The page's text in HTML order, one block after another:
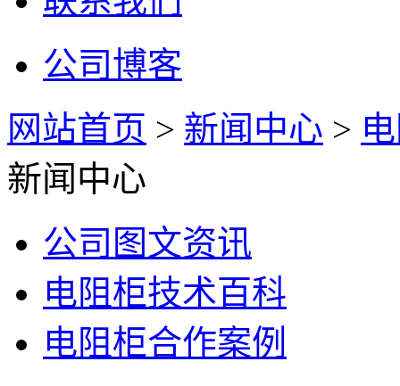
公司博客
网站首页 > 新闻中心 >
新闻中心
公司图文资讯
电阻柜技术百科
电阻柜合作案例